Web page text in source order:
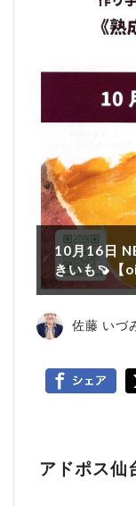
10月16日
きいも🍠【
佐藤 いづ
アドポス仙